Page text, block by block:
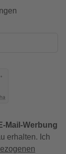
Mail-Werbung
erhalten. Ich